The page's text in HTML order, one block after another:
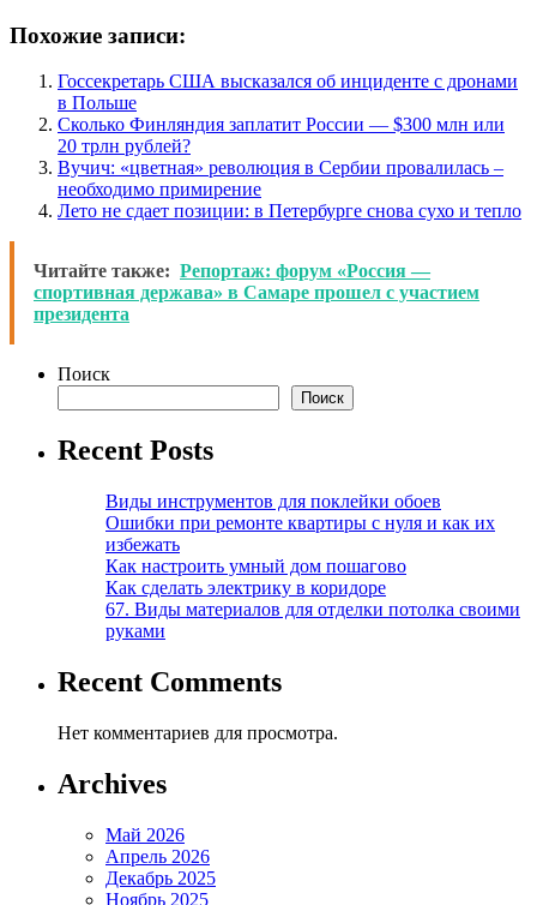
Похожие записи:
Госсекретарь США высказался об инциденте с дронами
в Польше
Сколько Финляндия заплатит России — $300 млн или
20 трлн рублей?
Вучич: «цветная» революция в Сербии провалилась –
необходимо примирение
Лето не сдает позиции: в Петербурге снова сухо и тепло
Читайте также: Репортаж: форум «Россия —
спортивная держава» в Самаре прошел с участием
президента
Поиск
Поиск
Recent Posts
Виды инструментов для поклейки обоев
Ошибки при ремонте квартиры с нуля и как их
избежать
Как настроить умный дом пошагово
Как сделать электрику в коридоре
67. Виды материалов для отделки потолка своими
руками
Recent Comments
Нет комментариев для просмотра.
Archives
Май 2026
Апрель 2026
Декабрь 2025
Ноябрь 2025